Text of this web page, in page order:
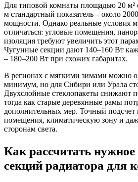
Для типовой комнаты площадью 20 м²
м стандартный показатель – около
мощности. Однако реальные условия
отличаться: угловые помещения,
изоляция требуют увеличить этот
Чугунные секции дают 140–160 Вт
– 180–200 Вт при схожих габаритах.
В регионах с мягкими зимами можно
минимум, но для Сибири или Урала
Двухслойные стеклопакеты снижают
тогда как старые деревянные рамы
дополнительных мер. Точный подсчет
помещения, климатическую зону и
сторонам света.
Как рассчитать нужное
секций радиатора для